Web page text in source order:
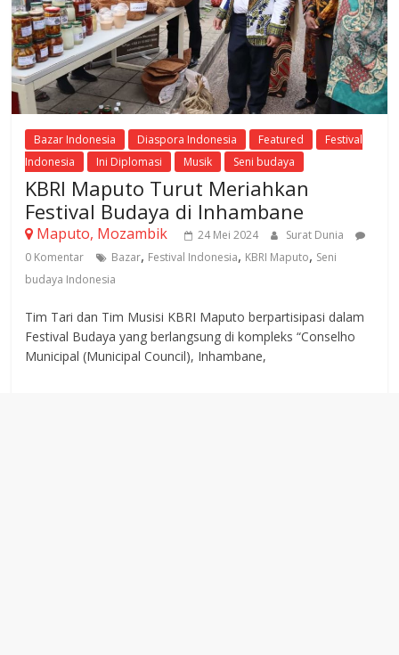
Bazar Indonesia Diaspora Indonesia Featured
Festival
Indonesia
Ini Diplomasi Musik Seni budaya
KBRI Maputo Turut Meriahkan
Festival Budaya di Inhambane
Maputo, Mozambik 24 Mei 2024
Surat Dunia
0 Komentar
Bazar, Festival Indonesia, KBRI Maputo, Seni
budaya Indonesia
Tim Tari dan Tim Musisi KBRI Maputo berpartisipasi dalam
Festival Budaya yang berlangsung di kompleks “Conselho
Municipal (Municipal Council), Inhambane,